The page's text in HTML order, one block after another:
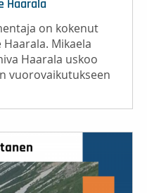
Haarala
on kokenut
Mikaela
Haarala uskoo
vuorovaikutukseen